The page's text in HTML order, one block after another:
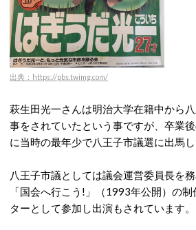
出典：https://pbs.twimg.com/
萩生田光一さんは明治大学在籍中から
事をされていたという事ですが、卒業
に当時の最年少で八王子市議選に出馬し
八王子市議としては議会運営委員長を
「国会へ行こう!」（1993年公開）の
ターとして参加し出演もされています。